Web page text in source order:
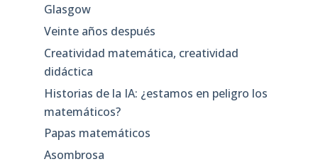
Glasgow
Veinte años después
Creatividad matemática, creatividad
didáctica
Historias de la IA: ¿estamos en peligro los
matemáticos?
Papas matemáticos
Asombrosa